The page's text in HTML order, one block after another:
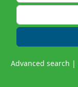
Advanced search